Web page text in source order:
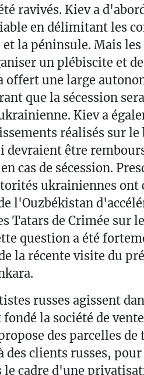
ravivés. Kiev a
en délimitant les
la péninsule. Mais
un plébiscite et
offert une large
que la sécession
Kiev a
réalisés sur
devraient être
cas de sécession.
ukrainiennes ont
l'Ouzbékistan
Tatars de Crimée sur
question a été
la récente visite du
russes agissent
la société de
des parcelles de
des clients russes, pour
le cadre d'une